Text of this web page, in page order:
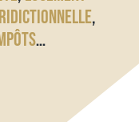
,
…